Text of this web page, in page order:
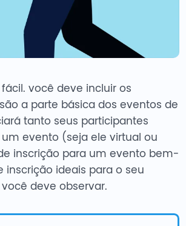
você deve incluir os
a parte básica dos eventos de
tanto seus participantes
evento (seja ele virtual ou
inscrição para um evento bem-
inscrição ideais para o seu
deve observar.